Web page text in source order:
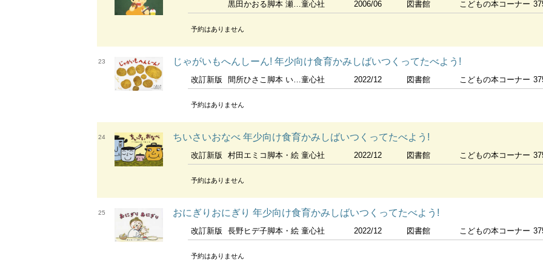
黒田かおる脚本 瀬名恵子絵 童心社 2006/06 図書館 こどもの本コーナー
予約はありません
23 じゃがいもへんしーん! 年少向け食育かみしばいつくってたべよう!
改訂新版 間所ひさこ脚本 いちかわなつこ絵 童心社 2022/12 図書館 こどもの本コーナー
予約はありません
24 ちいさいおなべ 年少向け食育かみしばいつくってたべよう!
改訂新版 村田エミコ脚本・絵 童心社 2022/12 図書館 こどもの本コーナー
予約はありません
25 おにぎりおにぎり 年少向け食育かみしばいつくってたべよう!
改訂新版 長野ヒデ子脚本・絵 童心社 2022/12 図書館 こどもの本コーナー
予約はありません